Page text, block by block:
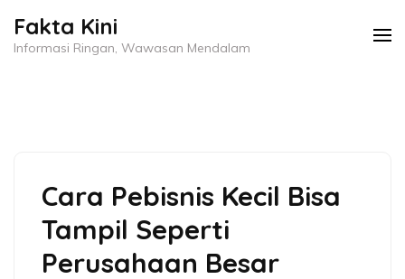
keFakta Kini
Informasi Ringan, Wawasan Mendalam
Cara Pebisnis Kecil Bisa
Tampil Seperti
Perusahaan Besar